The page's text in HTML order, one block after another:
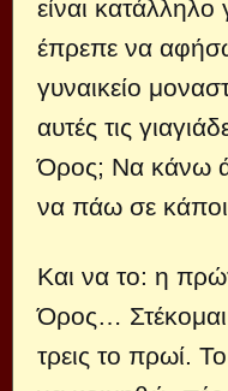
είναι
έπρεπε να
γυναικείο
αυτές τις
Όρος; Να κάνω
να πάω σε
Και να το: η
Όρος… Στέκομαι
τρεις το πρωί.